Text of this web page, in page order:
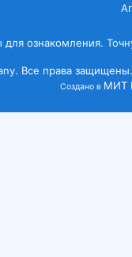
ознакомления.
Все права защищены.
Создано в МИТ